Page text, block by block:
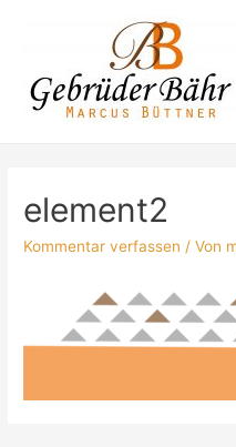
element2
Kommentar verfassen / Von